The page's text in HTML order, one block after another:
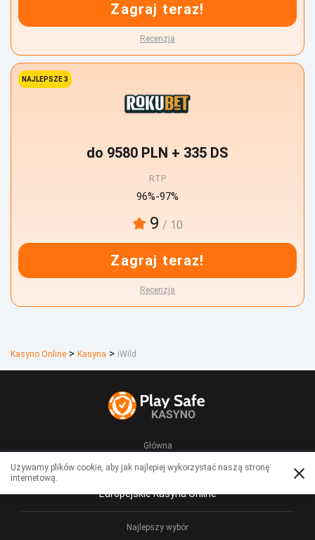
Zagraj teraz!
Recenzja
NAJLEPSZE 3
do 9580 PLN + 335 DS
RTP
96%-97%
9 / 10
Zagraj teraz!
Recenzja
Kasyno Online > Kasyna > іWіld
Używamy plików cookie, aby jak najlepiej wykorzystać naszą stronę
internetową.
Główna
Роlskіе Kаsуnо Оnlіnе
Еurоpеjskіе Kаsуnа Оnlіnе
Najlepszy wybór